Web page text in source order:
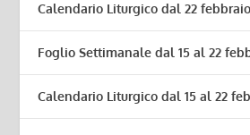
Calendario Liturgico dal 22
Foglio Settimanale dal 15 al 22
Calendario Liturgico dal 15 al 22